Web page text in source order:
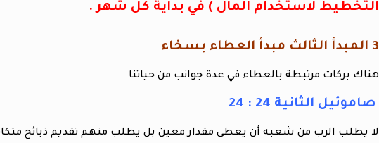
التخطيط لاستخدام المال ) في بداية كل شهر .
3 المبدأ الثالث مبدأ العطاء بسخاء
هناك بركات مرتبطة بالعطاء في عدة جوانب من حياتنا
صاموئيل الثانية 24 : 24
لا يطلب الرب من شعبه أن يعطى مقدار معين بل يطلب منهم تقديم ذبائح